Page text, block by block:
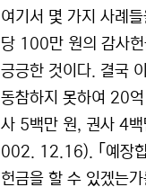
여기서 몇 가지 사례
당 100만 원의 감사
긍긍한 것이다. 결국
동참하지 못하여 20
사 5백만 원, 권사 4
002. 12.16). ｢예장합
헌금을 할 수 있겠는